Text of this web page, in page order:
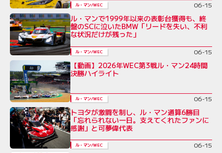
ル・マン/WEC 06-15
ル・マンで1999年以来の表彰台獲得も、終
盤のSCに泣いたBMW「リードを失い、不利
な状況だけが残った」
ル・マン/WEC 06-15
【動画】2026年WEC第3戦ル・マン24時間
決勝ハイライト
ル・マン/WEC 06-15
トヨタが激闘を制し、ル・マン通算6勝目
「忘れられない一日。支えてくれたファンに
感謝」と可夢偉代表
ル・マン/WEC 06-15